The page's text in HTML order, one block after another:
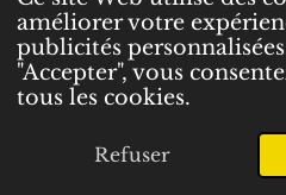
améliorer votre
publicités
"Accepter", vous
tous les cookies.
Refuser
E-mail